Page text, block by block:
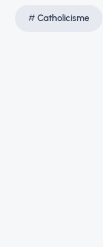
Catholicisme